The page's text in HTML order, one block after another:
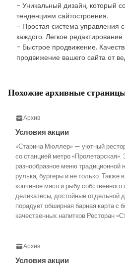
- Уникальный дизайн, который
тенденциям сайтостроения.
- Простая система управления
каждого. Легкое
- Быстрое продвижение.
продвижение вашего сайта от
Похожие архивные
Архив
Условия акции
«Старина Мюллер» — уютный
со станцией метро
разнообразное меню традиционной
рулька, бургеры и не только. Также
копченое мясо и рыбу
деликатесы, достойные отдельной
порадует обширная барная карта с
качественных напитков.Ресторан
Архив
Условия акции